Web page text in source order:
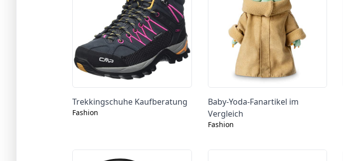
Trekkingschuhe Kaufberatung
Fashion
Baby-Yoda-Fanartikel im
Vergleich
Fashion